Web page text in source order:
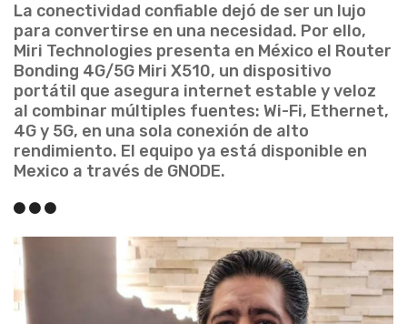
La conectividad confiable dejó de ser un lujo
para convertirse en una necesidad. Por ello,
Miri Technologies presenta en México el Router
Bonding 4G/5G Miri X510, un dispositivo
portátil que asegura internet estable y veloz
al combinar múltiples fuentes: Wi-Fi, Ethernet,
4G y 5G, en una sola conexión de alto
rendimiento. El equipo ya está disponible en
Mexico a través de GNODE.